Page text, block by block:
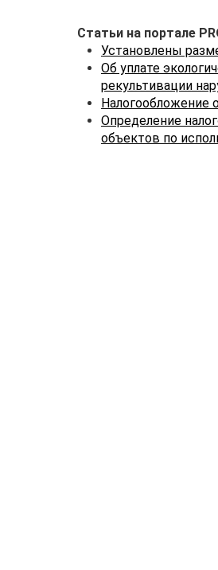
Статьи на портале
Установлены
Об уплате
рекультивации
Налогообложение
Определение
объектов по